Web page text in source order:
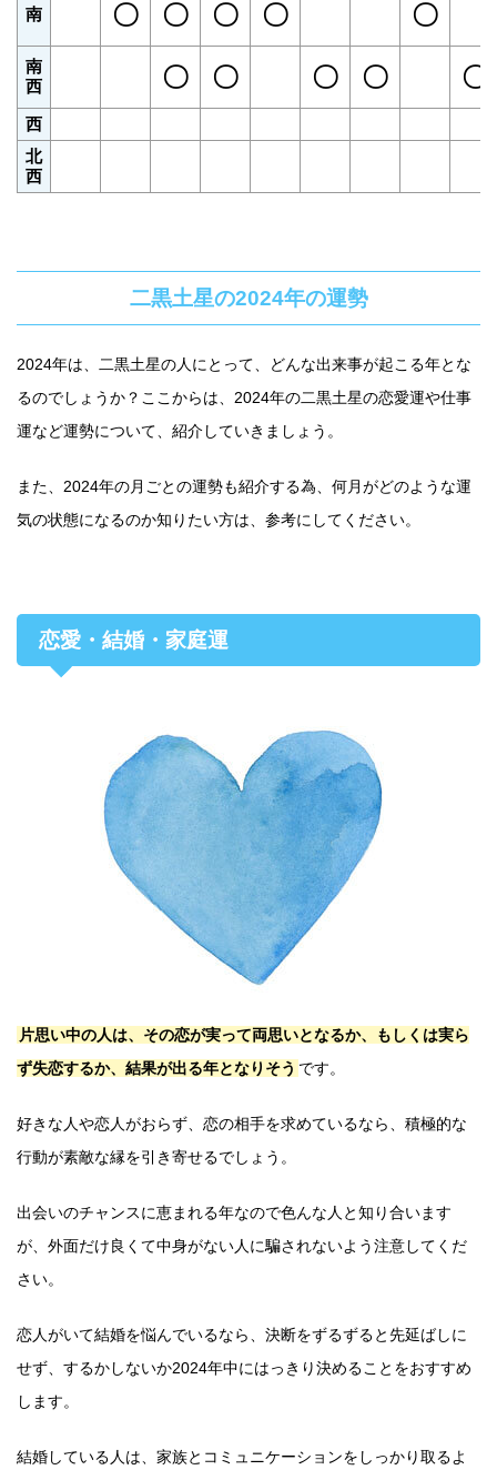
南 〇 〇 〇 〇 〇
南
西
〇 〇 〇 〇 〇
西
北
西
二黒土星の2024年の運勢
2024年は、二黒土星の人にとって、どんな出来事が起こる年とな
るのでしょうか？ここからは、2024年の二黒土星の恋愛運や仕事
運など運勢について、紹介していきましょう。
また、2024年の月ごとの運勢も紹介する為、何月がどのような運
気の状態になるのか知りたい方は、参考にしてください。
恋愛・結婚・家庭運
片思い中の人は、その恋が実って両思いとなるか、もしくは実ら
ず失恋するか、結果が出る年となりそう です。
好きな人や恋人がおらず、恋の相手を求めているなら、積極的な
行動が素敵な縁を引き寄せるでしょう。
出会いのチャンスに恵まれる年なので色んな人と知り合います
が、外面だけ良くて中身がない人に騙されないよう注意してくだ
さい。
恋人がいて結婚を悩んでいるなら、決断をずるずると先延ばしに
せず、するかしないか2024年中にはっきり決めることをおすすめ
します。
結婚している人は、家族とコミュニケーションをしっかり取るよ